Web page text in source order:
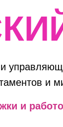
и
и